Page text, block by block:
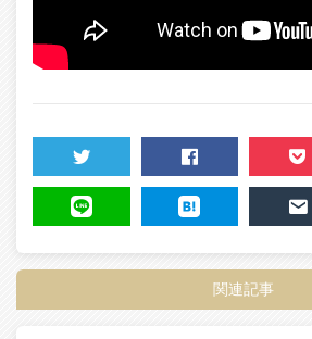
TWEET SHARE POCKET
関連記事